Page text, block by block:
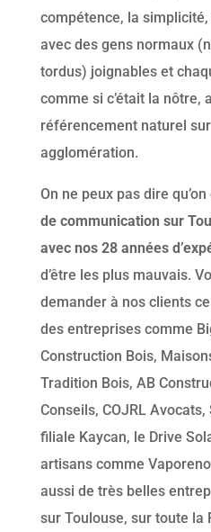
compétence, la
avec des gens normaux
tordus) joignables et
comme si c’était la nôtre,
référencement naturel
agglomération.
On ne peux pas dire qu’on
de communication sur
avec nos 28 années
d’être les plus mauvais.
demander à nos clients
des entreprises comme
Construction Bois,
Tradition Bois, AB
Conseils, COJRL
filiale Kaycan, le Drive
artisans comme
aussi de très belles
sur Toulouse, sur toute la